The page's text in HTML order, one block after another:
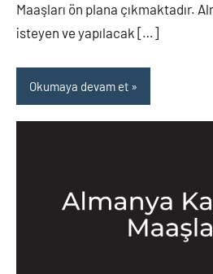
Maaşları ön plana çıkmaktadır.
isteyen ve yapılacak […]
Okumaya devam et